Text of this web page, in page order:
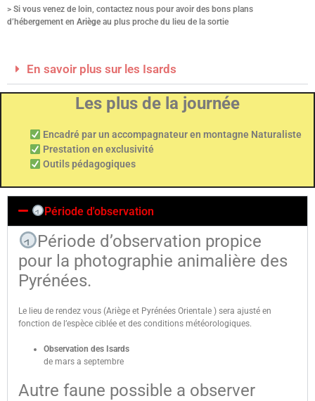
> Si vous venez de loin, contactez nous pour avoir des bons plans
d’hébergement en Ariège au plus proche du lieu de la sortie
En savoir plus sur les Isards
Les plus de la journée
Encadré par un accompagnateur en montagne Naturaliste
Prestation en exclusivité
Outils pédagogiques
Période d'observation
Période d’observation propice
pour la photographie animalière des
Pyrénées.
Le lieu de rendez vous (Ariège et Pyrénées Orientale ) sera ajusté en
fonction de l’espèce ciblée et des conditions météorologiques.
Observation des Isards
de mars a septembre
Autre faune possible a observer